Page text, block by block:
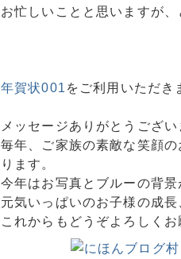
お忙しいことと思いますが
年賀状001 をご利用いただき
メッセージありがとうござ
毎年、ご家族の素敵な笑顔
ります。
今年はお写真とブルーの背
元気いっぱいのお子様の成
これからもどうぞよろしく